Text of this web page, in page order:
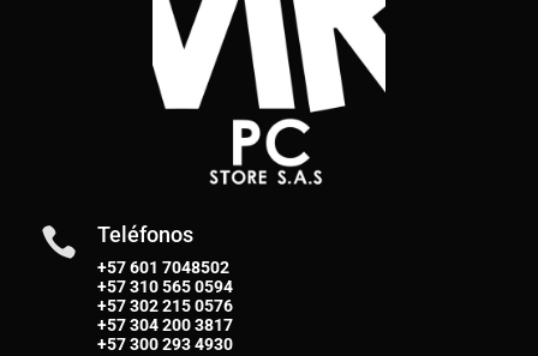
 Teléfonos
+57 601 7048502
+57310 565 0594
+57302 215 0576
+57304 200 3817
+57300 293 4930